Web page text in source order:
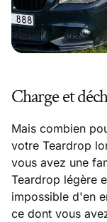
Charge et
Mais combien
votre Teardrop
vous avez une
Teardrop légère
impossible d'en
ce dont vous